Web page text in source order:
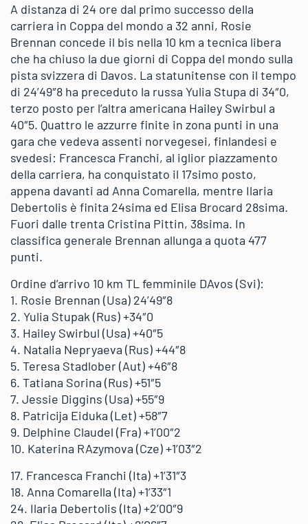
A distanza di 24 ore dal primo successo della
carriera in Coppa del mondo a 32 anni, Rosie
Brennan concede il bis nella 10 km a tecnica libera
che ha chiuso la due giorni di Coppa del mondo sulla
pista svizzera di Davos. La statunitense con il tempo
di 24’49″8 ha preceduto la russa Yulia Stupa di 34″0,
terzo posto per l’altra americana Hailey Swirbul a
40″5. Quattro le azzurre finite in zona punti in una
gara che vedeva assenti norvegesei, finlandesi e
svedesi: Francesca Franchi, al iglior piazzamento
della carriera, ha conquistato il 17simo posto,
appena davanti ad Anna Comarella, mentre Ilaria
Debertolis è finita 24sima ed Elisa Brocard 28sima.
Fuori dalle trenta Cristina Pittin, 38sima. In
classifica generale Brennan allunga a quota 477
punti.
Ordine d’arrivo 10 km TL femminile DAvos (Svi):
1. Rosie Brennan (Usa) 24’49″8
2. Yulia Stupak (Rus) +34″0
3. Hailey Swirbul (Usa) +40″5
4. Natalia Nepryaeva (Rus) +44″8
5. Teresa Stadlober (Aut) +46″8
6. Tatiana Sorina (Rus) +51″5
7. Jessie Diggins (Usa) +55″9
8. Patricija Eiduka (Let) +58″7
9. Delphine Claudel (Fra) +1’00″2
10. Katerina RAzymova (Cze) +1’03″2
17. Francesca Franchi (Ita) +1’31″3
18. Anna Comarella (Ita) +1’33″1
24. Ilaria Debertolis (Ita) +2’00″9